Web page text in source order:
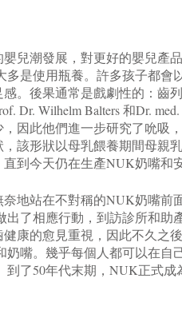
嬰兒潮發展，對更好的嬰兒產
多是使用瓶養。許多孩子都
。後果通常是戲劇性的：齒
Dr. Wilhelm Balters 和Dr.
因此他們進一步研究了吮吸
該形狀以母乳餵養期間母親
到今天仍在生產NUK奶嘴和
地站在不對稱的NUK奶嘴前
出了相應行動，到訪診所和助
康的愈見重視，因此不久之
奶嘴。幾乎每個人都可以在自
了50年代末期，NUK正式成